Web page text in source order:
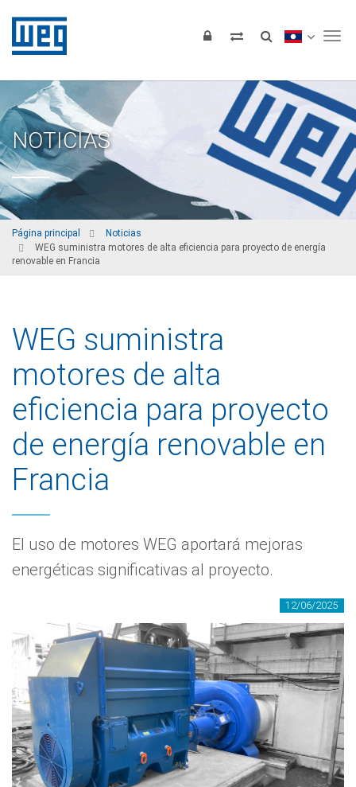
NOTICIAS
Página principal
Noticias
WEG suministra motores de alta eficiencia para proyecto de energía
renovable en Francia
WEG suministra
motores de alta
eficiencia para proyecto
de energía renovable en
Francia
El uso de motores WEG aportará mejoras
energéticas significativas al proyecto.
12/06/2025